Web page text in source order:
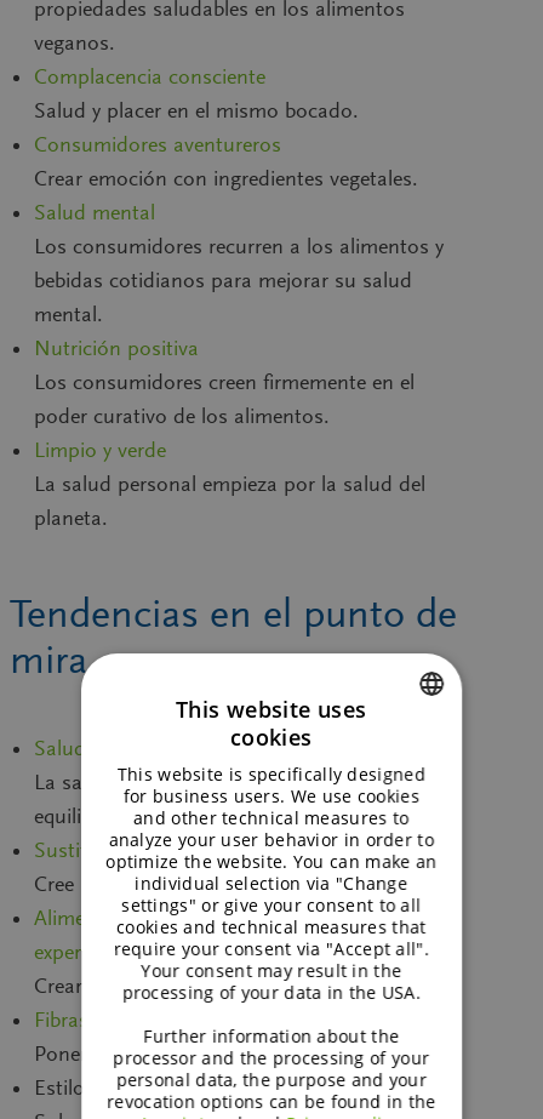
propiedades saludables en los alimentos
veganos.
Complacencia consciente
Salud y placer en el mismo bocado.
Consumidores aventureros
Crear emoción con ingredientes vegetales.
Salud mental
Los consumidores recurren a los alimentos y
bebidas cotidianos para mejorar su salud
mental.
Nutrición positiva
Los consumidores creen firmemente en el
poder curativo de los alimentos.
Limpio y verde
La salud personal empieza por la salud del
planeta.
Tendencias en el punto de
mira
Salud cardiaca cotidiana
La salud del corazón se refuerza con una dieta
equilibrada que incluya betaglucanos
Sustitutos sostenibles de haba
Cree recetas de futuro con proteína de haba
Alimentos sensoriales para mejorar las
experiencias
Crear emoción con ingredientes vegetales.
Fibras prebióticas
Poner los prebióticos sobre la mesa
Estilo vida flexitariano
GERMAN
This website uses
cookies
This website is specifically designed
for business users. We use cookies
and other technical measures to
analyze your user behavior in order to
optimize the website. You can make an
individual selection via "Change
settings" or give your consent to all
cookies and technical measures that
require your consent via "Accept all".
Your consent may result in the
processing of your data in the USA.
Further information about the
processor and the processing of your
personal data, the purpose and your
revocation options can be found in the